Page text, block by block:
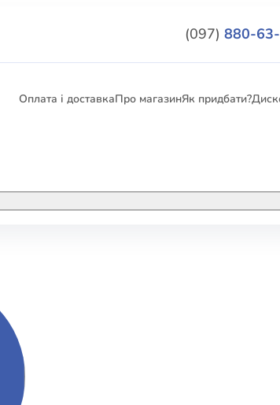
(097) 880-
Оплата і доставкаПро магазинЯк придбати?
ЕЛЕКТРОННІ КНИГИ
КНИГА В КОМПЛЕКТІ